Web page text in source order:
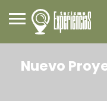
Nuevo